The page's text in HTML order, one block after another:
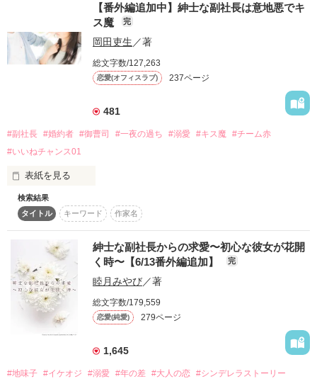
❥・ ┈┈༚˳ . ୨‪‪❤︎‬୧ . ˳༚┈┈ ・❥
＊柚木遥奈（29歳）ゆずきはるな＊
心療内科専門医を目指している内科専門医。
＊神楽木零（31歳）かぐらぎれい（レイ･エドワード･ハミルト
ル」の日本エリア統括支配人、英国医大出身という異色の経歴
を持つ。
❥・ ┈┈༚˳ . ୨‪‪❤︎‬୧ . ˳༚┈┈ ・❥
※他サイトにも掲載中
※この作品はフィクションです。実在の人物・団体とは一切関
係ありません
※随時概要含め本文の改稿や修正等をしています。
作品を読む
篠田　みのり■ホテルコンシェルジュ
♦♦♦
仕事のため、数日間スイートルームに滞在することになったイ
「部屋に来てくれ」
思わぬ再会を果たし、
スイートルームでの密会を重ねるうちに、
２人の距離は縮まっていき・・・。
◼︎◼︎◼︎
【番外編追加中】紳士な副社長は意地悪でキ
ス魔
完
岡田吏生 ／著
総文字数/127,263
恋愛(オフィスラブ) 237ページ
481
#副社長 #婚約者 #御曹司 #一夜の過ち #溺愛 #キス魔 #チーム赤
#いいねチャンス01
表紙を見る
バレンタインデー目前に彼氏に振られ、自暴自棄になった藍本
紬（あいもと・つむぎ）。泥酔して帰宅する途中、記憶をなく
し、目が覚めたときにいたのはホテルのスイートルーム。
痣だらけの体、壁にかかるのはふたつ並んだスーツ。
ガウン姿で浴室から現れたのはどこかで会ったことのあるひ
検索結果
タイトル
キーワード 作家名
紳士な副社長からの求愛〜初心な彼女が花開
く時〜【6/13番外編追加】
完
睦月みやび／著
総文字数/179,559
恋愛(純愛) 279ページ
1,645
#地味子 #イケオジ #溺愛 #年の差 #大人の恋 #シンデレラストーリー